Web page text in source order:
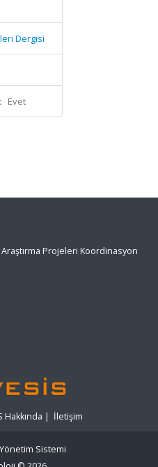
Dergisi
Evet
Projeleri Koordinasyon
Hakkında | İletişim
Sistemi